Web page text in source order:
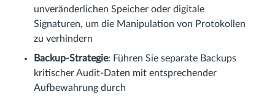
unveränderlichen Speicher oder digitale
Signaturen, um die Manipulation von Protokollen
zu verhindern
Backup-Strategie: Führen Sie separate Backups
kritischer Audit-Daten mit entsprechender
Aufbewahrung durch